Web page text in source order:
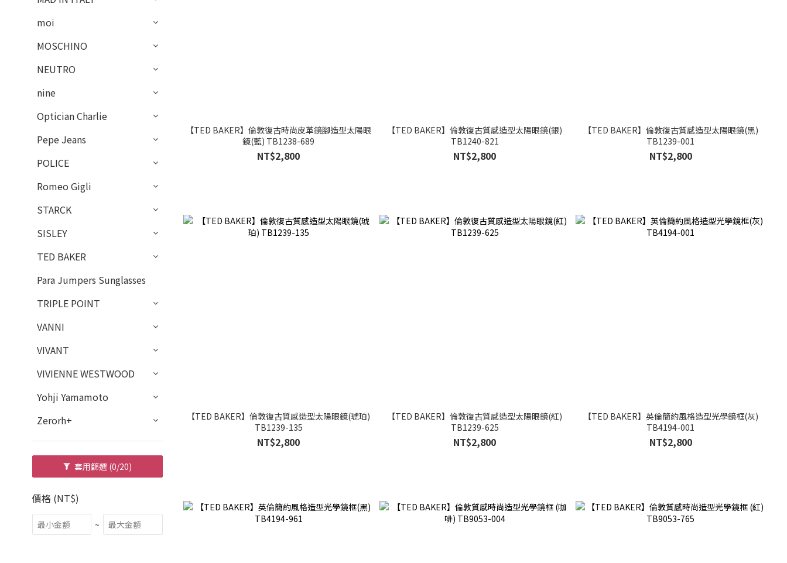
moi
MOSCHINO
NEUTRO
nine
Optician Charlie
Pepe Jeans
POLICE
Romeo Gigli
STARCK
SISLEY
TED BAKER
Para Jumpers Sunglasses
TRIPLE POINT
VANNI
VIVANT
VIVIENNE WESTWOOD
Yohji Yamamoto
Zerorh+
套用篩選 (0/20)
價格 (NT$)
~
【TED BAKER】倫敦復古時尚皮革鏡腳造型太陽眼
鏡(藍) TB1238-689
NT$2,800
【TED BAKER】倫敦復古質感造型太陽眼鏡(銀)
TB1240-821
NT$2,800
【TED BAKER】倫敦復古質感造型太陽眼鏡(黑)
TB1239-001
NT$2,800
【TED BAKER】倫敦復古質感造型太陽眼鏡(琥珀)
TB1239-135
NT$2,800
【TED BAKER】倫敦復古質感造型太陽眼鏡(紅)
TB1239-625
NT$2,800
【TED BAKER】英倫簡約風格造型光學鏡框(灰)
TB4194-001
NT$2,800